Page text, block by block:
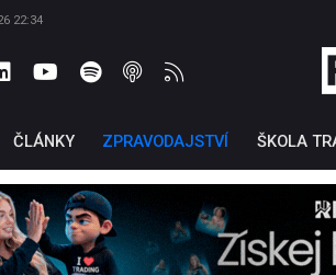
22:34
ČLÁNKY ZPRAVODAJSTVÍ ŠKOLA